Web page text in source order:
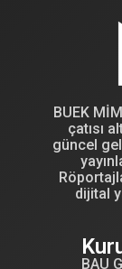
BUEK
çatısı
güncel
dijital
BAU